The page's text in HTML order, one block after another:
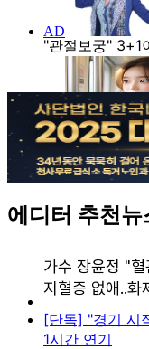
에디터 추천뉴
[단독] "경기 시
1시간 연기